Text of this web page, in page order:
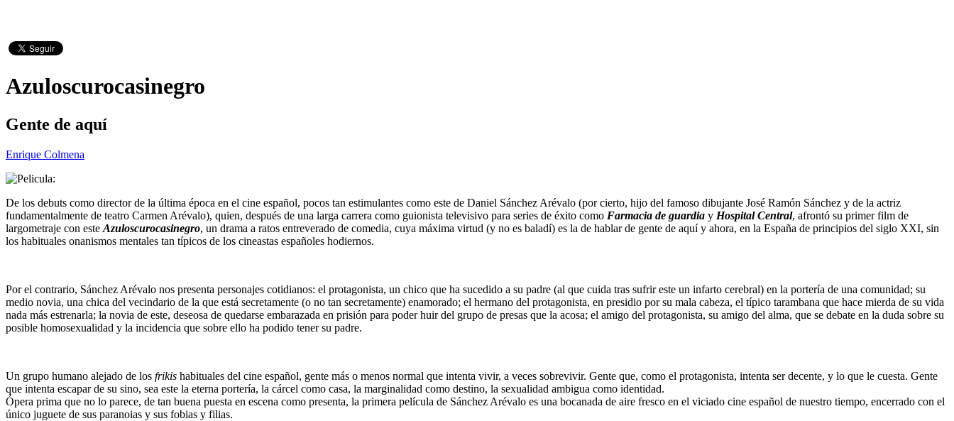
Azuloscurocasinegro
Gente de aquí
Enrique Colmena
De los debuts como director de la última época en el cine español, pocos tan estimulantes como este de Daniel Sánchez Arévalo (por cierto, hijo del famoso dibujante José Ramón Sánchez y de la actriz
fundamentalmente de teatro Carmen Arévalo), quien, después de una larga carrera como guionista televisivo para series de éxito como Farmacia de guardia y Hospital Central, afrontó su primer film de
largometraje con este Azuloscurocasinegro, un drama a ratos entreverado de comedia, cuya máxima virtud (y no es baladí) es la de hablar de gente de aquí y ahora, en la España de principios del siglo XXI, sin
los habituales onanismos mentales tan típicos de los cineastas españoles hodiernos.
Por el contrario, Sánchez Arévalo nos presenta personajes cotidianos: el protagonista, un chico que ha sucedido a su padre (al que cuida tras sufrir este un infarto cerebral) en la portería de una comunidad; su
medio novia, una chica del vecindario de la que está secretamente (o no tan secretamente) enamorado; el hermano del protagonista, en presidio por su mala cabeza, el típico tarambana que hace mierda de su vida
nada más estrenarla; la novia de este, deseosa de quedarse embarazada en prisión para poder huir del grupo de presas que la acosa; el amigo del protagonista, su amigo del alma, que se debate en la duda sobre su
posible homosexualidad y la incidencia que sobre ello ha podido tener su padre.
Un grupo humano alejado de los frikis habituales del cine español, gente más o menos normal que intenta vivir, a veces sobrevivir. Gente que, como el protagonista, intenta ser decente, y lo que le cuesta. Gente
que intenta escapar de su sino, sea este la eterna portería, la cárcel como casa, la marginalidad como destino, la sexualidad ambigua como identidad.
Ópera prima que no lo parece, de tan buena puesta en escena como presenta, la primera película de Sánchez Arévalo es una bocanada de aire fresco en el viciado cine español de nuestro tiempo, encerrado con el
único juguete de sus paranoias y sus fobias y filias.